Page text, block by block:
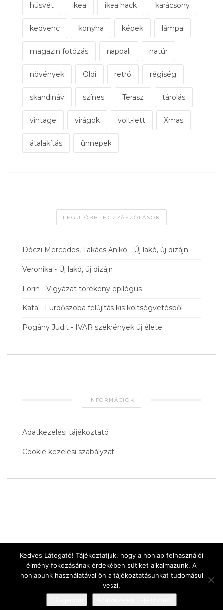
húsvét ikea ikea hack karácsony
kedvenc konyha képek lámpa
magazin fotózás nappali natúr
növények Oldi retró régiség
skandináv színes Terasz tárolás
vintage virágok volt-lett Xmas
átalakítás ünnepek
LEGUTÓBBI HOZZÁSZÓLÁSOK
Dóczi Mercedes, Takács Anikó - Új lakó, új dizájn
Veronika - Új lakó, új dizájn
Lorin - Vigyázat törékeny-epilógus
Kata - Fürdőszoba felújítás kis költségvetésből
Pogány Judit - IVAR szekrények új élete
INFORMÁCIÓK
Adatkezelési tájékoztató
Cookie kezelési szabályzat
Kedves Látogató! Tájékoztatjuk, hogy a honlap felhasználói
élmény fokozásának érdekében sütiket alkalmazunk. A
honlapunk használatával ön a tájékoztatásunkat tudomásul
veszi.